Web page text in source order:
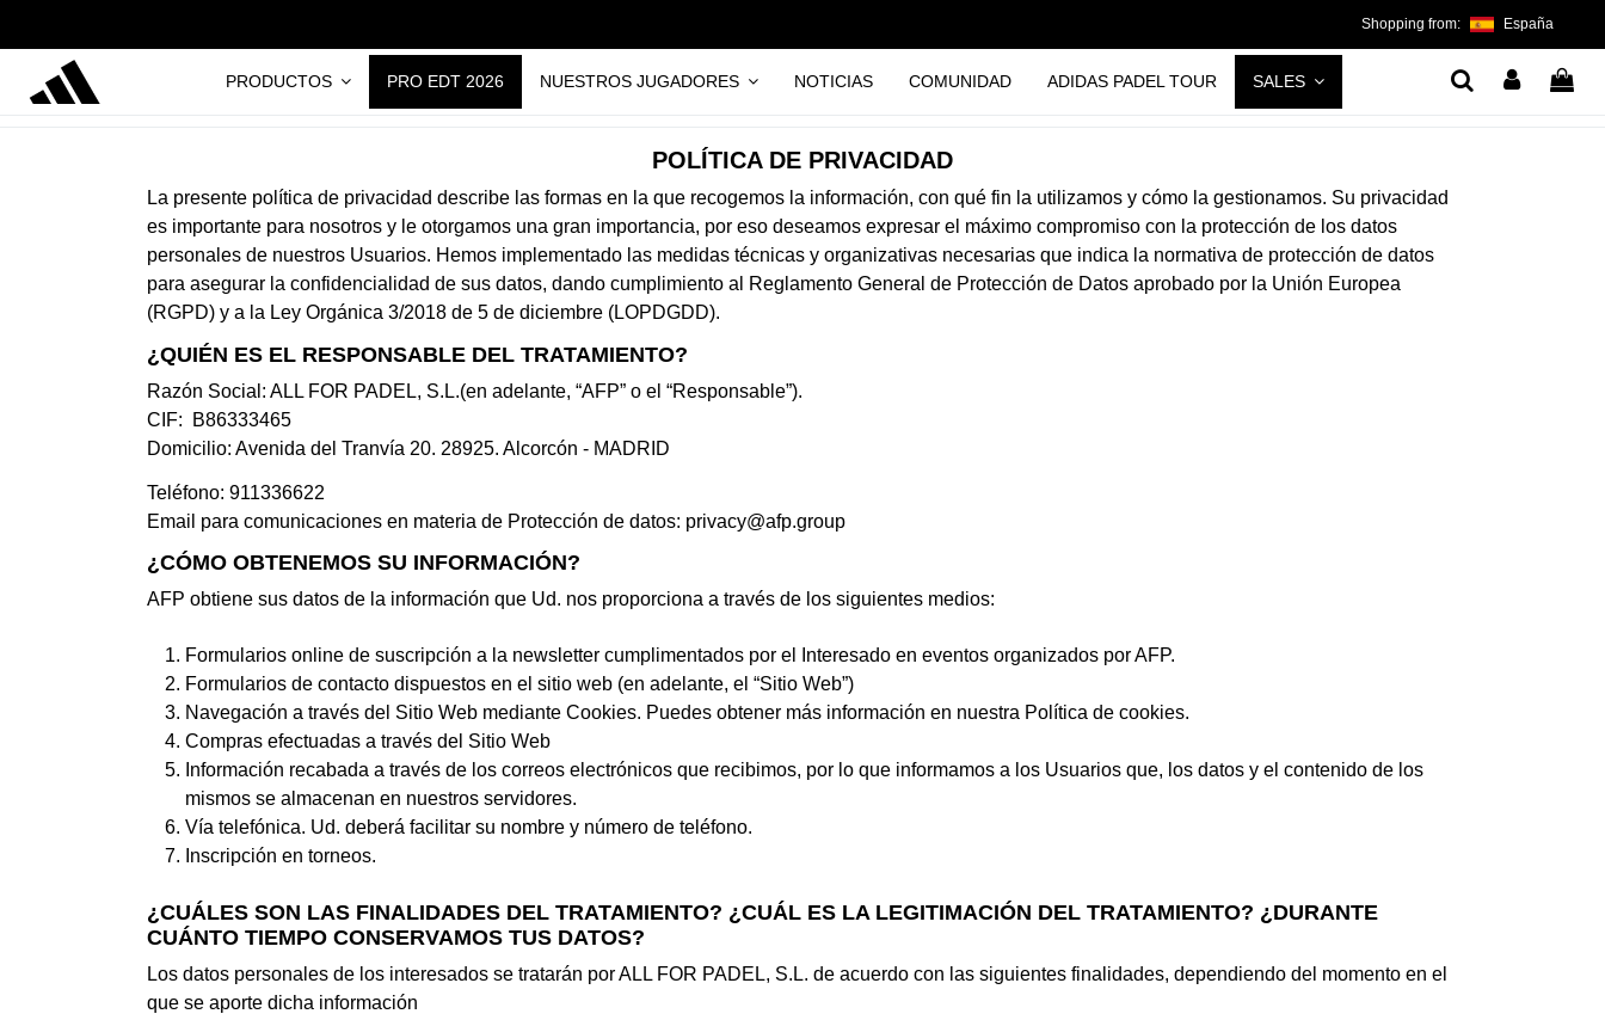
Shopping from: España
PRODUCTOS PRO EDT 2026 NUESTROS JUGADORES NOTICIAS COMUNIDAD ADIDAS PADEL TOUR SALES
POLÍTICA DE PRIVACIDAD
La presente política de privacidad describe las formas en la que recogemos la información, con qué fin la utilizamos y cómo la gestionamos. Su privacidad
es importante para nosotros y le otorgamos una gran importancia, por eso deseamos expresar el máximo compromiso con la protección de los datos
personales de nuestros Usuarios. Hemos implementado las medidas técnicas y organizativas necesarias que indica la normativa de protección de datos
para asegurar la confidencialidad de sus datos, dando cumplimiento al Reglamento General de Protección de Datos aprobado por la Unión Europea
(RGPD) y a la Ley Orgánica 3/2018 de 5 de diciembre (LOPDGDD).
¿QUIÉN ES EL RESPONSABLE DEL TRATAMIENTO?
Razón Social: ALL FOR PADEL, S.L.(en adelante, “AFP” o el “Responsable”).
CIF: B86333465
Domicilio: Avenida del Tranvía 20. 28925. Alcorcón - MADRID
Teléfono: 911336622
Email para comunicaciones en materia de Protección de datos: privacy@afp.group
¿CÓMO OBTENEMOS SU INFORMACIÓN?
AFP obtiene sus datos de la información que Ud. nos proporciona a través de los siguientes medios:
Formularios online de suscripción a la newsletter cumplimentados por el Interesado en eventos organizados por AFP.
Formularios de contacto dispuestos en el sitio web (en adelante, el “Sitio Web”)
Navegación a través del Sitio Web mediante Cookies. Puedes obtener más información en nuestra Política de cookies.
Compras efectuadas a través del Sitio Web
Información recabada a través de los correos electrónicos que recibimos, por lo que informamos a los Usuarios que, los datos y el contenido de los
mismos se almacenan en nuestros servidores.
Vía telefónica. Ud. deberá facilitar su nombre y número de teléfono.
Inscripción en torneos.
¿CUÁLES SON LAS FINALIDADES DEL TRATAMIENTO? ¿CUÁL ES LA LEGITIMACIÓN DEL TRATAMIENTO? ¿DURANTE
CUÁNTO TIEMPO CONSERVAMOS TUS DATOS?
Los datos personales de los interesados se tratarán por ALL FOR PADEL, S.L. de acuerdo con las siguientes finalidades, dependiendo del momento en el
que se aporte dicha información